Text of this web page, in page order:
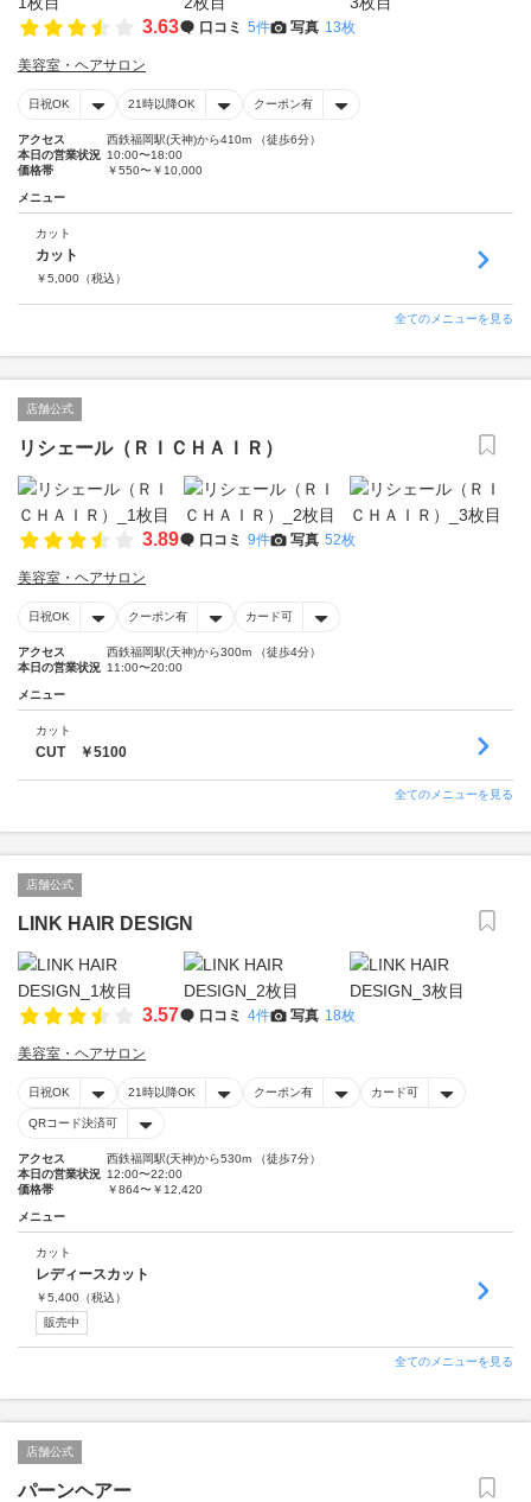
3.63 口コミ 5件 写真 13枚
美容室・ヘアサロン
日祝OK 21時以降OK クーポン有
アクセス
西鉄福岡駅(天神)から410m （徒歩6分）
本日の営業状況 10:00〜18:00
価格帯
￥550〜￥10,000
メニュー
カット
カット
￥5,000 （税込）
全てのメニューを見る
店舗公式
リシェール（ＲＩＣＨＡＩＲ）
3.89 口コミ 9件 写真 52枚
美容室・ヘアサロン
日祝OK クーポン有 カード可
アクセス
西鉄福岡駅(天神)から300m （徒歩4分）
本日の営業状況 11:00〜20:00
メニュー
カット
CUT ￥5100
全てのメニューを見る
店舗公式
LINK HAIR DESIGN
3.57 口コミ 4件 写真 18枚
美容室・ヘアサロン
日祝OK 21時以降OK クーポン有 カード可
QRコード決済可
アクセス
西鉄福岡駅(天神)から530m （徒歩7分）
本日の営業状況 12:00〜22:00
価格帯
￥864〜￥12,420
メニュー
カット
レディースカット
￥5,400 （税込）
販売中
全てのメニューを見る
店舗公式
パーンヘアー